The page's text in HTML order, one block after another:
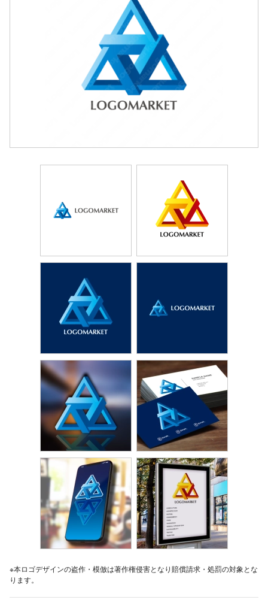
※本ロゴデザインの盗作・模倣は著作権侵害となり賠償請求・処罰の対象とな
ります。